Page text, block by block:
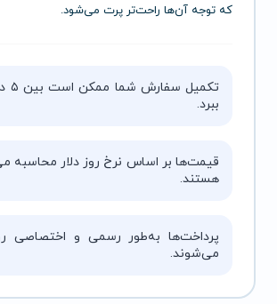
که توجه آن‌ها راحت‌تر پرت می‌شود.
ببرد.
قیمت‌ها بر اساس نرخ روز دلار محاسبه
هستند.
پرداخت‌ها به‌طور رسمی و اختصاصی
می‌شوند.